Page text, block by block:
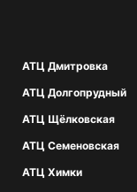
АТЦ Дмитровка
АТЦ Долгопрудный
АТЦ Щёлковская
АТЦ Семеновская
АТЦ Химки